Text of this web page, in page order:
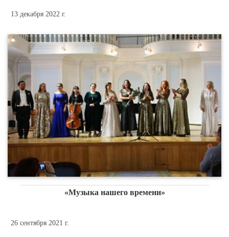
13 декабря 2022 г.
«Музыка нашего времени»
26 сентября 2021 г.